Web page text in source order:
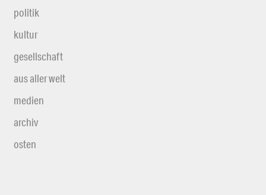
politik
kultur
gesellschaft
aus aller welt
medien
archiv
osten